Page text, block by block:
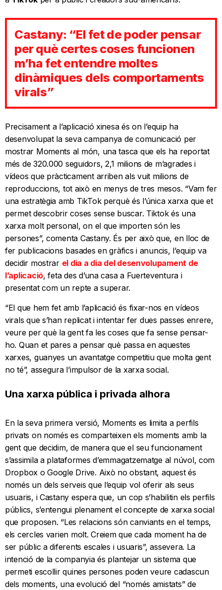
Castany: “El fet de poder pensar
per què certes coses funcionen
m’ha fet entendre moltes
dinàmiques dels comportaments
virals”
Precisament a l’aplicació xinesa és on l’equip ha
desenvolupat la seva campanya de comunicació per
mostrar Moments al món, una tasca que els ha reportat
més de 320.000 seguidors, 2,1 milions de m’agrades i
vídeos que pràcticament arriben als vuit milions de
reproduccions, tot això en menys de tres mesos. “Vam fer
una estratègia amb TikTok perquè és l’única xarxa que et
permet descobrir coses sense buscar. Tiktok és una
xarxa molt personal, on el que importen són les
persones”, comenta Castany. És per això que, en lloc de
fer publicacions basades en gràfics i anuncis, l’equip va
decidir mostrar el dia a dia del desenvolupament de
l’aplicació, feta des d’una casa a Fuerteventura i
presentat com un repte a superar.
“El que hem fet amb l’aplicació és fixar-nos en vídeos
virals que s’han replicat i intentar fer dues passes enrere,
veure per què la gent fa les coses que fa sense pensar-
ho. Quan et pares a pensar què passa en aquestes
xarxes, guanyes un avantatge competitiu que molta gent
no té”, assegura l’impulsor de la xarxa social.
Una xarxa pública i privada alhora
En la seva primera versió, Moments es limita a perfils
privats on només es comparteixen els moments amb la
gent que decidim, de manera que el seu funcionament
s’assimila a plataformes d’emmagatzematge al núvol, com
Dropbox o Google Drive. Això no obstant, aquest és
només un dels serveis que l’equip vol oferir als seus
usuaris, i Castany espera que, un cop s’habilitin els perfils
públics, s’entengui plenament el concepte de xarxa social
que proposen. “Les relacions són canviants en el temps,
els cercles varien molt. Creiem que cada moment ha de
ser públic a diferents escales i usuaris”, assevera. La
intenció de la companyia és plantejar un sistema que
permeti escollir quines persones poden veure cadascun
dels moments, una evolució del “només amistats” de